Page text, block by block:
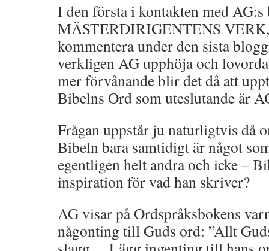
I den första i kontakten med AG:s
MÄSTERDIRIGENTENS
kommentera under den sista
verkligen AG upphöja och
mer förvånande blir det då att
Bibelns Ord som uteslutande är
Frågan uppstår ju naturligtvis då
Bibeln bara samtidigt är något
egentligen helt andra och icke –
inspiration för vad han skriver?
AG visar på Ordspråksbokens
någonting till Guds ord: ”Allt